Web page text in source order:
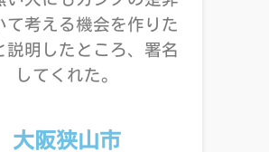
て考える機会を作りた
説明したところ、署名
してくれた。
大阪狭山市